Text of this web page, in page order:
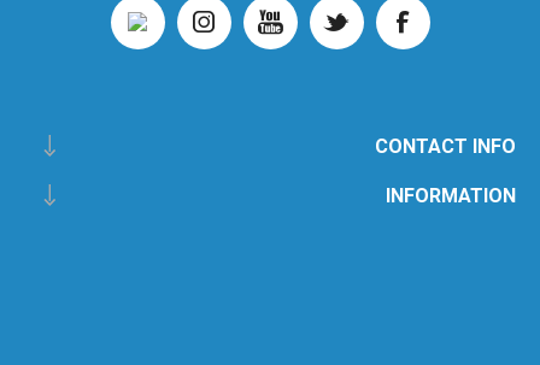
CONTACT INFO
INFORMATION